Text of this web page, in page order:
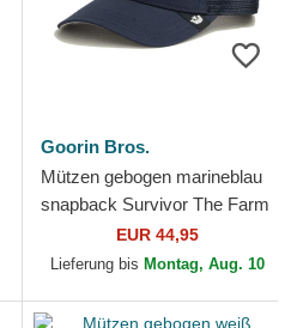
Goorin Bros.
Mützen gebogen marineblau
snapback Survivor The Farm
Goorin Bros.EUR 44,95
Lieferung bis Montag, Aug. 10